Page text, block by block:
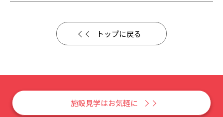
トップに戻る
施設見学はお気軽に